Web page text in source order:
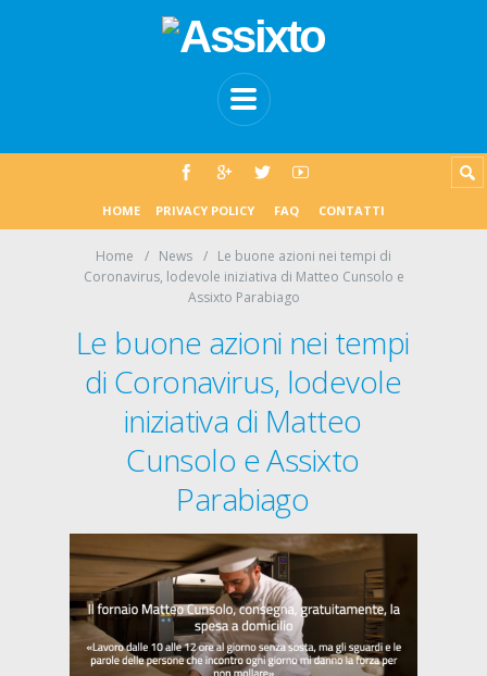
HOME PRIVACY POLICY FAQ CONTATTI
Home News
Le buone azioni nei tempi di
Coronavirus, lodevole iniziativa di Matteo Cunsolo e
Assixto Parabiago
Le buone azioni nei tempi
di Coronavirus, lodevole
iniziativa di Matteo
Cunsolo e Assixto
Parabiago